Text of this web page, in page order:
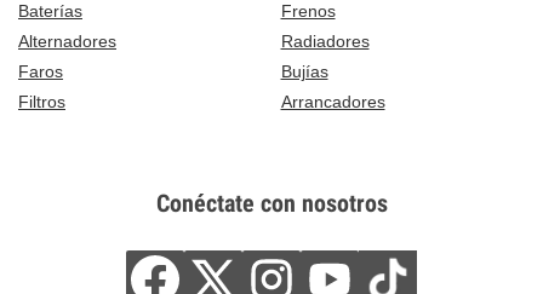
Baterías
Frenos
Alternadores
Radiadores
Faros
Bujías
Filtros
Arrancadores
Conéctate con nosotros